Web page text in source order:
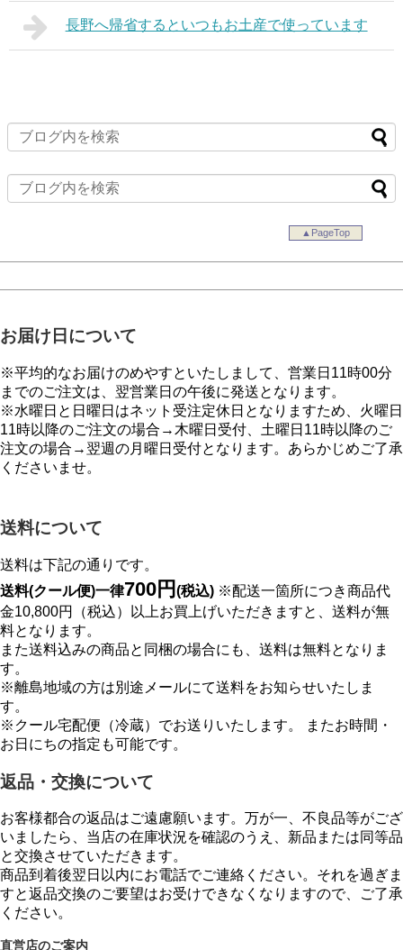
長野へ帰省するといつもお土産で使っています
▲PageTop
お届け日について
※平均的なお届けのめやすといたしまして、営業日11時00分
までのご注文は、翌営業日の午後に発送となります。
※水曜日と日曜日はネット受注定休日となりますため、火曜日
11時以降のご注文の場合→木曜日受付、土曜日11時以降のご
注文の場合→翌週の月曜日受付となります。あらかじめご了承
くださいませ。
送料について
送料は下記の通りです。
送料(クール便)一律700円 (税込) ※配送一箇所につき商品代
金10,800円（税込）以上お買上げいただきますと、送料が無
料となります。
また送料込みの商品と同梱の場合にも、送料は無料となりま
す。
※離島地域の方は別途メールにて送料をお知らせいたしま
す。
※クール宅配便（冷蔵）でお送りいたします。 またお時間・
お日にちの指定も可能です。
返品・交換について
お客様都合の返品はご遠慮願います。万が一、不良品等がござ
いましたら、当店の在庫状況を確認のうえ、新品または同等品
と交換させていただきます。
商品到着後翌日以内にお電話でご連絡ください。それを過ぎま
すと返品交換のご要望はお受けできなくなりますので、ご了承
ください。
直営店のご案内